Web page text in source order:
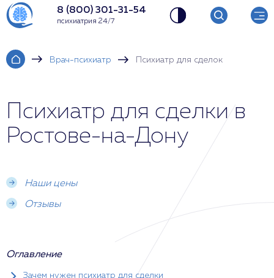
8 (800) 301-31-54
психиатрия 24/7
Врач-психиатр Психиатр для сделок
Психиатр для сделки в
Ростове-на-Дону
Наши цены
Отзывы
Оглавление
Зачем нужен психиатр для сделки